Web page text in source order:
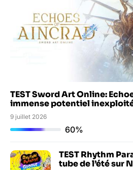
TEST Sword Art Online:
immense potentiel
9 juillet 2026
60%
TEST Rhythm
tube de l’été sur